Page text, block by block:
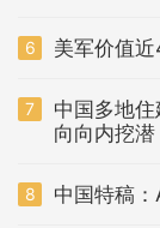
6 美军价值
7
中国多地
向向内挖潜
8 中国特稿